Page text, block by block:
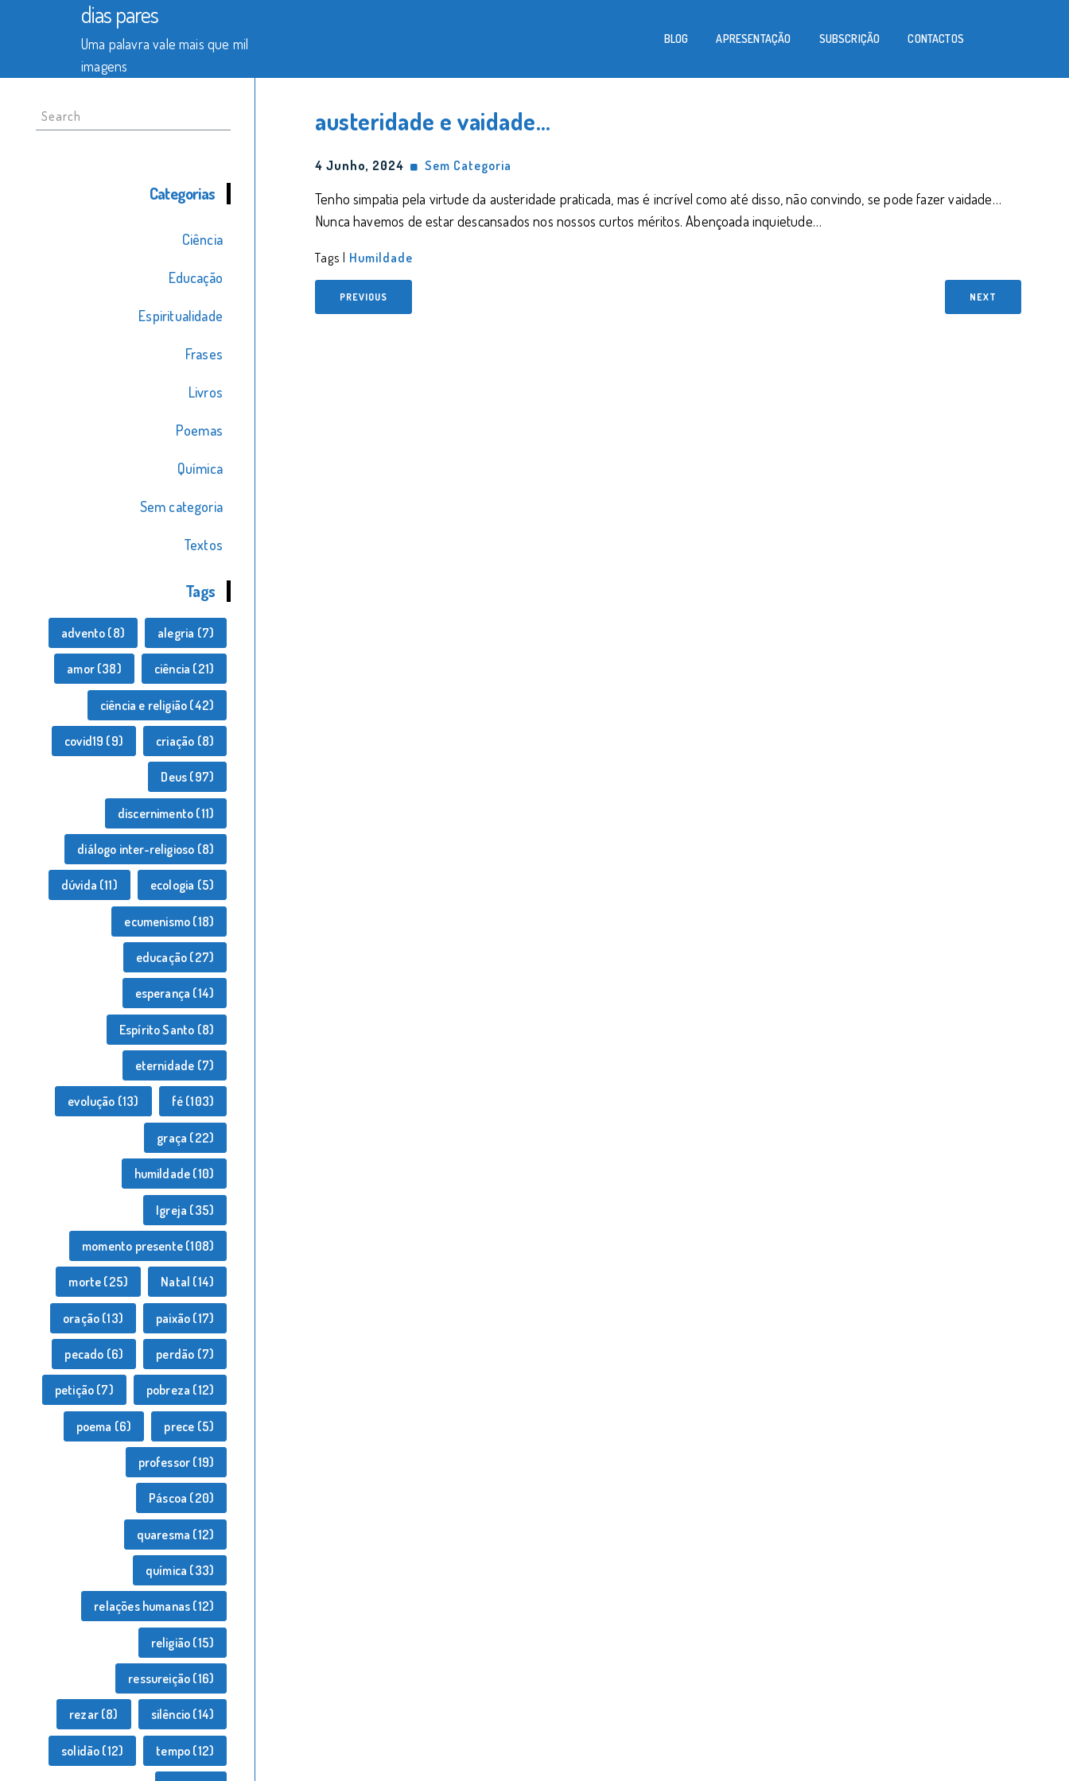
dias pares
Uma palavra vale mais que mil
imagens
BLOG APRESENTAÇÃO SUBSCRIÇÃO CONTACTOS
Search
for:
Categorias
Ciência
Educação
Espiritualidade
Frases
Livros
Poemas
Química
Sem categoria
Textos
Tags
advento (8) alegria (7)
amor(38) ciência (21)
ciência e religião (42)
covid19 (9) criação (8)
Deus (97)
discernimento (11)
diálogo inter-religioso (8)
dúvida (11) ecologia (5)
ecumenismo (18)
educação (27)
esperança (14)
Espírito Santo (8)
eternidade (7)
evolução (13) fé (103)
graça (22)
humildade (10)
Igreja (35)
momento presente (108)
morte (25) Natal (14)
oração (13) paixão (17)
pecado (6) perdão (7)
petição (7) pobreza (12)
poema (6) prece (5)
professor (19)
Páscoa (20)
quaresma (12)
química (33)
relações humanas (12)
religião (15)
ressureição (16)
rezar(8) silêncio (14)
solidão (12) tempo (12)
austeridade e vaidade…
4 Junho, 2024 Sem Categoria
Tenho simpatia pela virtude da austeridade praticada, mas é incrível como até disso, não convindo, se pode fazer vaidade…
Nunca havemos de estar descansados nos nossos curtos méritos. Abençoada inquietude…
Tags | Humildade
PREVIOUS NEXT